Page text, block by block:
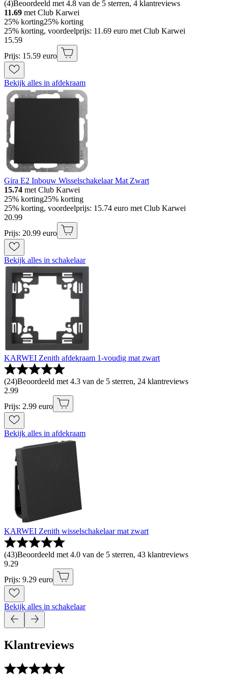
(4)Beoordeeld met 4.8 van de 5 sterren, 4 klantreviews
11.69 met Club Karwei
25% korting25% korting
25% korting, voordeelprijs: 11.69 euro met Club Karwei
15.59
Prijs: 15.59 euro
Bekijk alles in afdekraam
Gira E2 Inbouw Wisselschakelaar Mat Zwart
15.74 met Club Karwei
25% korting25% korting
25% korting, voordeelprijs: 15.74 euro met Club Karwei
20.99
Prijs: 20.99 euro
Bekijk alles in schakelaar
KARWEI Zenith afdekraam 1-voudig mat zwart
(24)Beoordeeld met 4.3 van de 5 sterren, 24 klantreviews
2.99
Prijs: 2.99 euro
Bekijk alles in afdekraam
KARWEI Zenith wisselschakelaar mat zwart
(43)Beoordeeld met 4.0 van de 5 sterren, 43 klantreviews
9.29
Prijs: 9.29 euro
Bekijk alles in schakelaar
Klantreviews